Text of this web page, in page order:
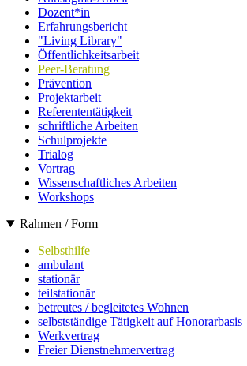
Dozent*in
Erfahrungsbericht
"Living Library"
Öffentlichkeitsarbeit
Peer-Beratung
Prävention
Projektarbeit
Referententätigkeit
schriftliche Arbeiten
Schulprojekte
Trialog
Vortrag
Wissenschaftliches Arbeiten
Workshops
Rahmen / Form
Selbsthilfe
ambulant
stationär
teilstationär
betreutes / begleitetes Wohnen
selbstständige Tätigkeit auf Honorarbasis
Werkvertrag
Freier Dienstnehmervertrag